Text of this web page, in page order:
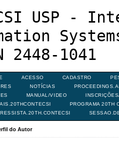
USP -
2448-1041
ACESSO CADASTRO
NOTÍCIAS
MANUAL/VIDEO
PROGRAMA 20TH
do Autor